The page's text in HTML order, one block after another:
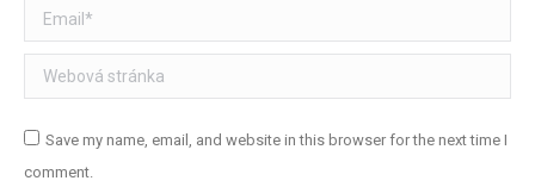
Email *
Webová stránka
Save my name, email, and website in this browser for the next time I
comment.